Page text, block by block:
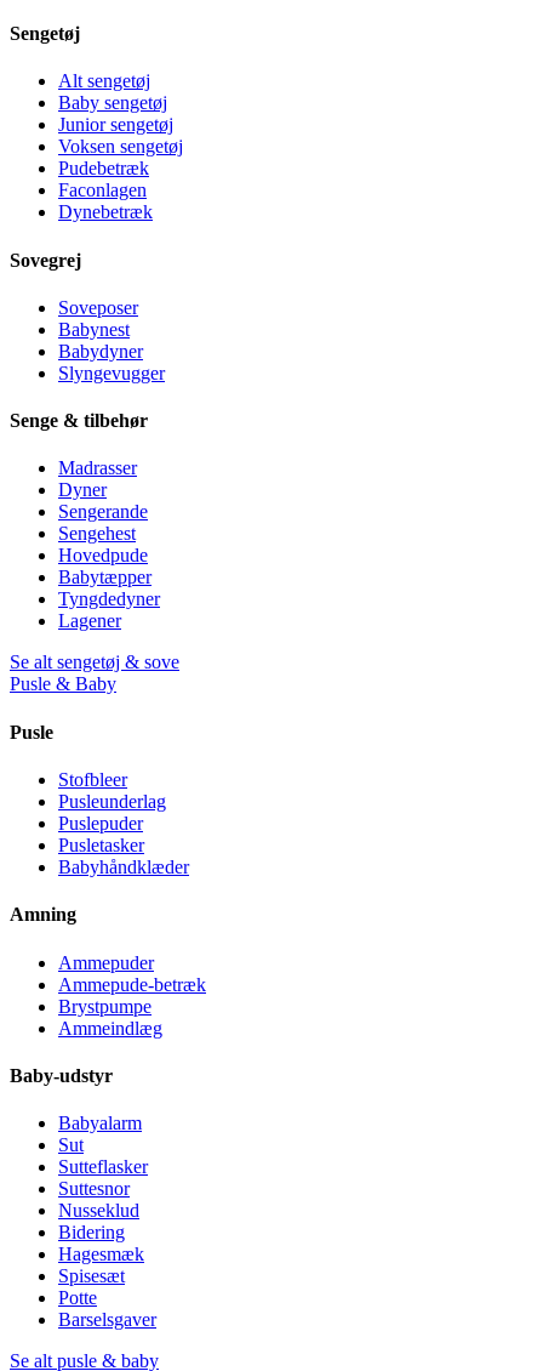
Sengetøj
Alt sengetøj
Baby sengetøj
Junior sengetøj
Voksen sengetøj
Pudebetræk
Faconlagen
Dynebetræk
Sovegrej
Soveposer
Babynest
Babydyner
Slyngevugger
Senge & tilbehør
Madrasser
Dyner
Sengerande
Sengehest
Hovedpude
Babytæpper
Tyngdedyner
Lagener
Se alt sengetøj & sove
Pusle & Baby
Pusle
Stofbleer
Pusleunderlag
Puslepuder
Pusletasker
Babyhåndklæder
Amning
Ammepuder
Ammepude-betræk
Brystpumpe
Ammeindlæg
Baby-udstyr
Babyalarm
Sut
Sutteflasker
Suttesnor
Nusseklud
Bidering
Hagesmæk
Spisesæt
Potte
Barselsgaver
Se alt pusle & baby